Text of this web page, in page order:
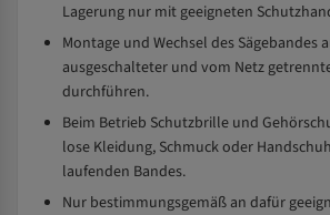
Lagerung nur mit geeigneten
Montage und Wechsel des Sägebandes
ausgeschalteter und vom Netz
durchführen.
Beim Betrieb Schutzbrille und
lose Kleidung, Schmuck oder
laufenden Bandes.
Nur bestimmungsgemäß an dafür